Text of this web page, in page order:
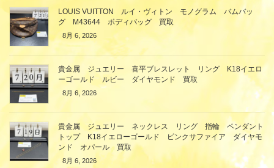
LOUIS VUITTON ルイ・ヴィトン モノグラム バムバッ
グ M43644 ボディバッグ 買取
8月 6, 2026
貴金属 ジュエリー 喜平ブレスレット リング K18イエロ
ーゴールド ルビー ダイヤモンド 買取
8月 6, 2026
貴金属 ジュエリー ネックレス リング 指輪 ペンダント
トップ K18イエローゴールド ピンクサファイア ダイヤモ
ンド オパール 買取
8月 6, 2026